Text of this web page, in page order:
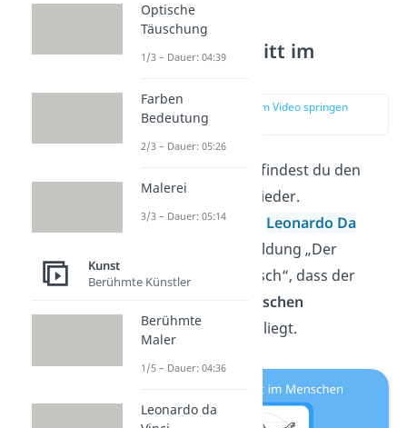
Goldener Schnitt im
zur Stelle im Video springen
(01:04)
findest du den
Goldenen Schnitt wieder.
Beispielsweise zeigt Leonardo Da
in seiner Abbildung „Der
Vitruvianische Mensch“, dass der
mathematischen
Proportionen
unterliegt.
Optische
Täuschung
1/3 – Dauer: 04:39
Farben
Bedeutung
2/3 – Dauer: 05:26
Malerei
3/3 – Dauer: 05:14
Kunst
Berühmte Künstler
Berühmte
Maler
1/5 – Dauer: 04:36
Leonardo da